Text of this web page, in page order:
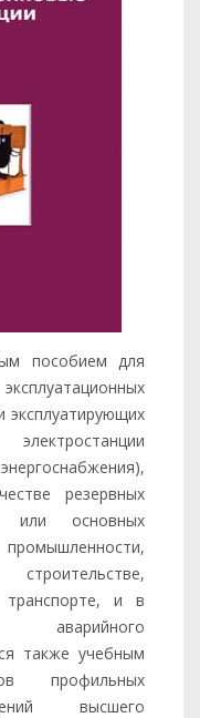
пособием для
эксплуатирующих
резервных
или основных
промышленности,
транспорте, и в
аварийного
также учебным
профильных
высшего